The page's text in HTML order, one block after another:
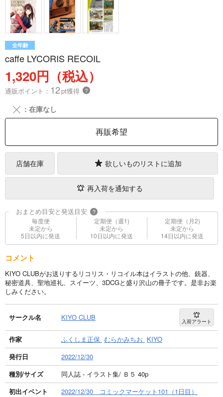
全年齢
caffe LYCORIS RECOIL
1,320円（税込）
通販ポイント： 12pt獲得 ？
╳ ：在庫なし
再販希望
店舗在庫 欲しいものリストに追加
再入荷を通知する
おまとめ目安と発送目安 ?
毎度便
未定から
5日以内に発送
定期便（週1)
未定から
10日以内に発送
定期便（月2)
未定から
14日以内に発送
コメント
KIYO CLUBがお送りするリコリス・リコイル本はイラストの他、銃器、
秘密道具、聖地巡礼、スイーツ、3DCGと盛り沢山の冊子です。是非お楽
しみください。
サークル名 KIYO CLUB 入荷アラート
作家 ふくしま正保 むらかみちお KIYO
発行日
2022/12/30
種別/サイズ
同人誌 - イラスト集/ Ｂ５ 40p
初出イベント
2022/12/30 コミックマーケット101（1日目）